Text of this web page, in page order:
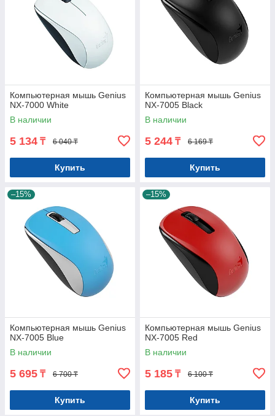
Компьютерная мышь Genius
NX-7000 White
В наличии
5 134 ₸ 6 040 ₸
Купить
Компьютерная мышь Genius
NX-7005 Black
В наличии
5 244 ₸ 6 169 ₸
Купить
–15%
Компьютерная мышь Genius
NX-7005 Blue
В наличии
5 695 ₸ 6 700 ₸
Купить
–15%
Компьютерная мышь Genius
NX-7005 Red
В наличии
5 185 ₸ 6 100 ₸
Купить